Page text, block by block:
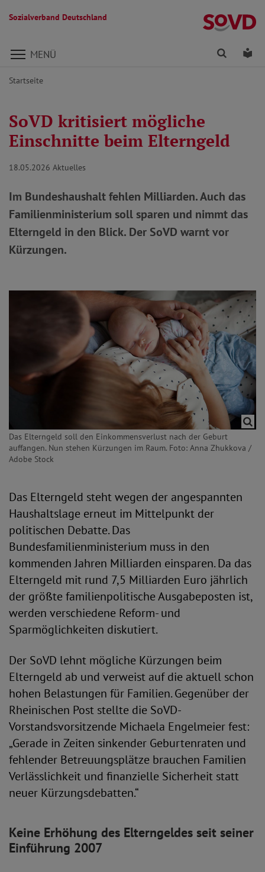
Sozialverband Deutschland
Direkt zu den Inhalten springen
MENÜ Finden
Startseite
SoVD kritisiert mögliche
Einschnitte beim Elterngeld
18.05.2026 Aktuelles
Im Bundeshaushalt fehlen Milliarden. Auch das
Familienministerium soll sparen und nimmt das
Elterngeld in den Blick. Der SoVD warnt vor
Kürzungen.
Das Elterngeld soll den Einkommensverlust nach der Geburt
auffangen. Nun stehen Kürzungen im Raum. Foto: Anna Zhukkova /
Adobe Stock
Das Elterngeld steht wegen der angespannten
Haushaltslage erneut im Mittelpunkt der
politischen Debatte. Das
Bundesfamilienministerium muss in den
kommenden Jahren Milliarden einsparen. Da das
Elterngeld mit rund 7,5 Milliarden Euro jährlich
der größte familienpolitische Ausgabeposten ist,
werden verschiedene Reform- und
Sparmöglichkeiten diskutiert.
Der SoVD lehnt mögliche Kürzungen beim
Elterngeld ab und verweist auf die aktuell schon
hohen Belastungen für Familien. Gegenüber der
Rheinischen Post stellte die SoVD-
Vorstandsvorsitzende Michaela Engelmeier fest:
„Gerade in Zeiten sinkender Geburtenraten und
fehlender Betreuungsplätze brauchen Familien
Verlässlichkeit und finanzielle Sicherheit statt
neuer Kürzungsdebatten.“
Keine Erhöhung des Elterngeldes seit seiner
Einführung 2007